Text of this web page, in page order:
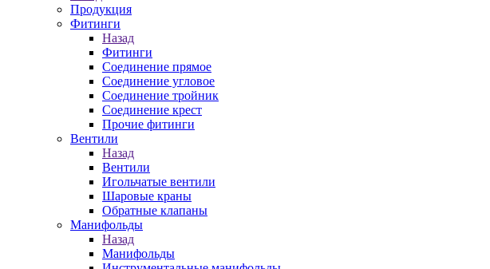
Продукция
Фитинги
Назад
Фитинги
Соединение прямое
Соединение угловое
Соединение тройник
Соединение крест
Прочие фитинги
Вентили
Назад
Вентили
Игольчатые вентили
Шаровые краны
Обратные клапаны
Манифольды
Назад
Манифольды